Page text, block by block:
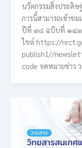
นวัตกรรมสิ่งประดิ
การนี้สามารถเข้าช
ปีที่ ๓๘ ฉบับที่ ๑๔๓
ไชต์ https://
publish1//
code จดหมายข่าว